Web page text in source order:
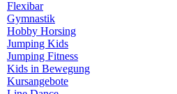
Flexibar
Gymnastik
Hobby Horsing
Jumping Kids
Jumping Fitness
Kids in Bewegung
Kursangebote